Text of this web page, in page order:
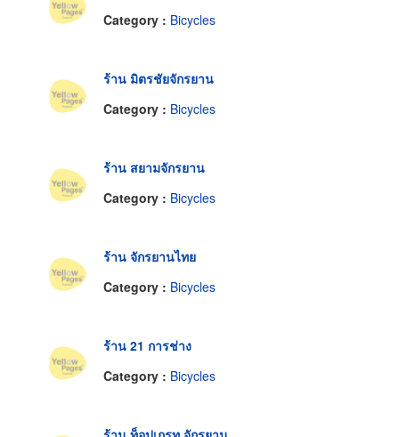
Category : Bicycles
ร้าน มิตรชัยจักรยาน
Category : Bicycles
ร้าน สยามจักรยาน
Category : Bicycles
ร้าน จักรยานไทย
Category : Bicycles
ร้าน 21 การช่าง
Category : Bicycles